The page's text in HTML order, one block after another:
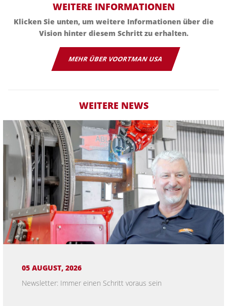
WEITERE INFORMATIONEN
Klicken Sie unten, um weitere Informationen über die
Vision hinter diesem Schritt zu erhalten.
MEHR ÜBER VOORTMAN USA
WEITERE NEWS
05 AUGUST, 2026
Newsletter: Immer einen Schritt voraus sein